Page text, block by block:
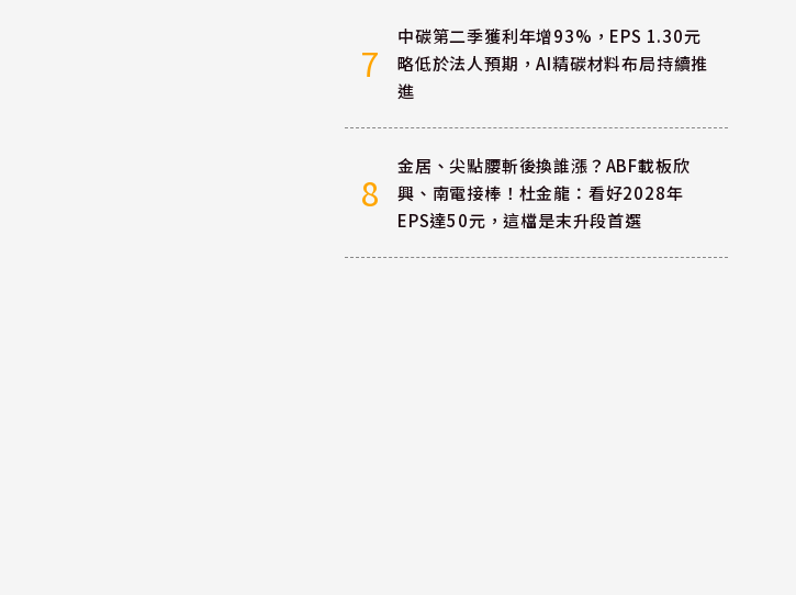
7
中碳第二季獲利年增93%，EPS 1.30元
略低於法人預期，AI精碳材料布局持續推
進
8
金居、尖點腰斬後換誰漲？ABF載板欣
興、南電接棒！杜金龍：看好2028年
EPS達50元，這檔是末升段首選